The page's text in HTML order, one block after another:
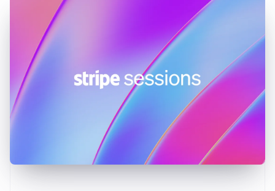
拉脱维亚
English
立陶宛
English
列支敦士登
Deutsch
English
English简体中文